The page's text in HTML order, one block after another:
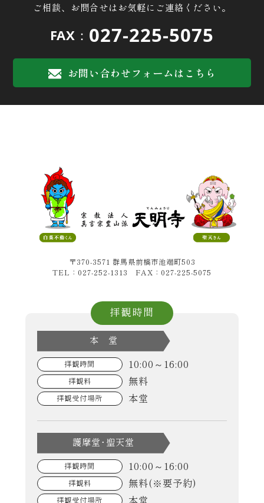
ご相談、お問合せはお気軽にご連絡ください。
FAX： 027-225-5075
お問い合わせフォームはこちら
〒370-3571 群馬県前橋市池端町503
TEL：027-252-1313 FAX：027-225-5075
拝観時間
本 堂
拝観時間 10:00～16:00
拝観料 無料
拝観受付場所 本堂
護摩堂･聖天堂
拝観時間 10:00～16:00
拝観料 無料(※要予約)
拝観受付場所 本堂